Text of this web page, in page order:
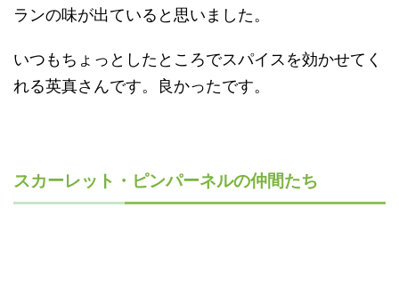
ランの味が出ていると思いました。
いつもちょっとしたところでスパイスを効かせてく
れる英真さんです。良かったです。
スカーレット・ピンパーネルの仲間たち